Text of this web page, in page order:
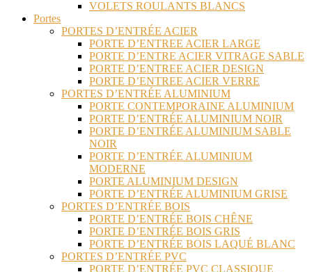
VOLETS ROULANTS BLANCS
Portes
PORTES D’ENTRÉE ACIER
PORTE D’ENTREE ACIER LARGE
PORTE D’ENTRE ACIER VITRAGE SABLE
PORTE D’ENTREE ACIER DESIGN
PORTE D’ENTREE ACIER VERRE
PORTES D’ENTRÉE ALUMINIUM
PORTE CONTEMPORAINE ALUMINIUM
PORTE D’ENTRÉE ALUMINIUM NOIR
PORTE D’ENTRÉE ALUMINIUM SABLE
NOIR
PORTE D’ENTRÉE ALUMINIUM
MODERNE
PORTE ALUMINIUM DESIGN
PORTE D’ENTRÉE ALUMINIUM GRISE
PORTES D’ENTRÉE BOIS
PORTE D’ENTRÉE BOIS CHÊNE
PORTE D’ENTRÉE BOIS GRIS
PORTE D’ENTRÉE BOIS LAQUÉ BLANC
PORTES D’ENTRÉE PVC
PORTE D’ENTRÉE PVC CLASSIQUE